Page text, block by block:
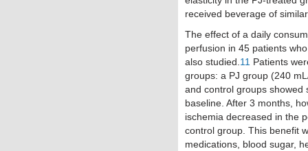
received beverage of
The effect of a daily
perfusion in 45 patients
also studied. 11 Patients
groups: a PJ group (240
and control groups showed
baseline. After 3 months,
ischemia decreased in the
control group. This benefit
medications, blood sugar,